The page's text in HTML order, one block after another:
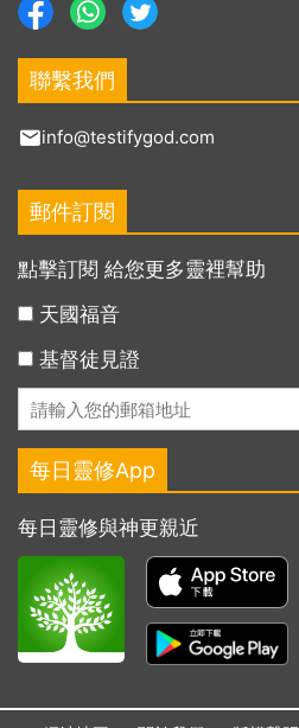
聯繫我們
info@testifygod.com
郵件訂閱
點擊訂閱 給您更多靈裡幫助
天國福音
基督徒見證
每日靈修App
每日靈修與神更親近